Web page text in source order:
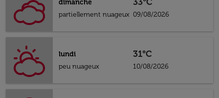
dimanche
partiellement nuageux 09/08/2026
lundi
peu nuageux
31°C
10/08/2026